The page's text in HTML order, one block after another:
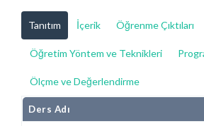
Tanıtım İçerik Öğrenme Çıktıları
Öğretim Yöntem ve Teknikleri
Ölçme ve Değerlendirme
Ders Adı